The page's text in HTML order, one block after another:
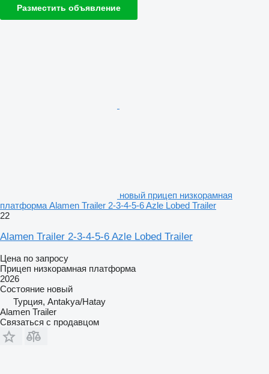
Разместить объявление
новый прицеп низкорамная
платформа Alamen Trailer 2-3-4-5-6 Azle Lobed Trailer
22
Alamen Trailer 2-3-4-5-6 Azle Lobed Trailer
Цена по запросу
Прицеп низкорамная платформа
2026
Состояние новый
Турция, Antakya/Hatay
Alamen Trailer
Связаться с продавцом